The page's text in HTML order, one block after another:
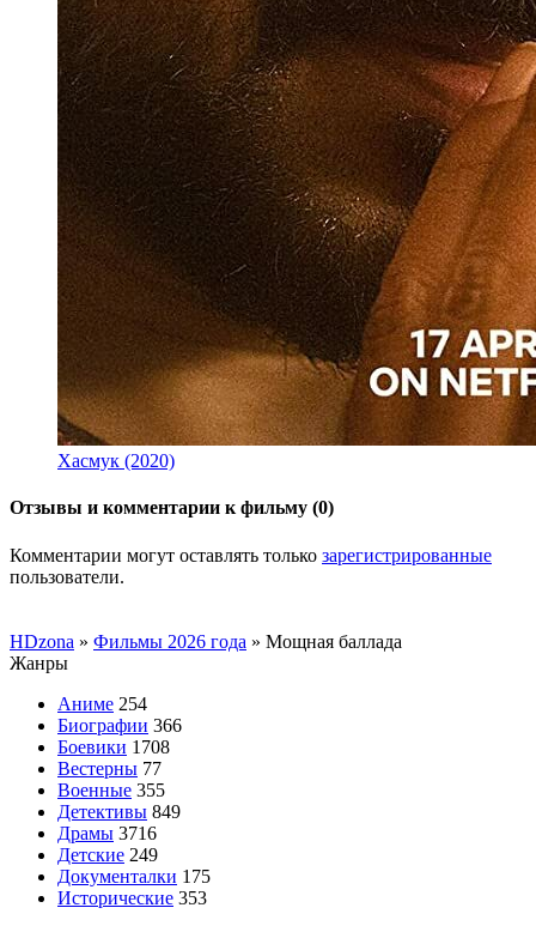
Хасмук (2020)
Отзывы и комментарии к фильму (0)
Комментарии могут оставлять только зарегистрированные
пользователи.
HDzona » Фильмы 2026 года » Мощная баллада
Жанры
Аниме 254
Биографии 366
Боевики 1708
Вестерны 77
Военные 355
Детективы 849
Драмы 3716
Детские 249
Документалки 175
Исторические 353